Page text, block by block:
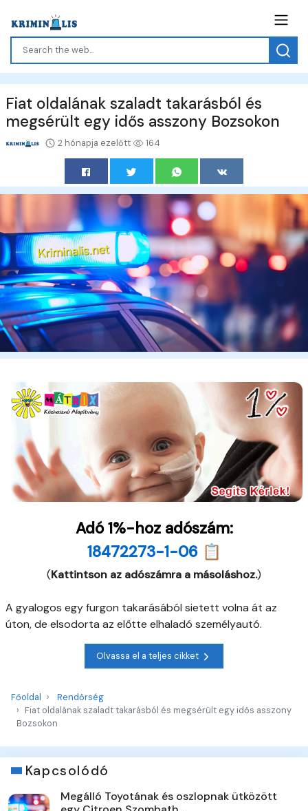
Fiat oldalának szaladt takarásból és
megsérült egy idős asszony Bozsokon
2 hónapja ezelőtt 164
Adó 1%-hoz adószám:
18472273-1-06 📋
(Kattintson az adószámra a másoláshoz.)
A gyalogos egy furgon takarásából sietett volna át az
úton, de elsodorta az előtte elhaladó személyautó.
Olvassa el a teljes cikket
Főoldal
Rendőrség
Fiat oldalának szaladt takarásból és megsérült egy idős asszony
Bozsokon
Kapcsolódó
Megálló Toyotának és oszlopnak ütközött